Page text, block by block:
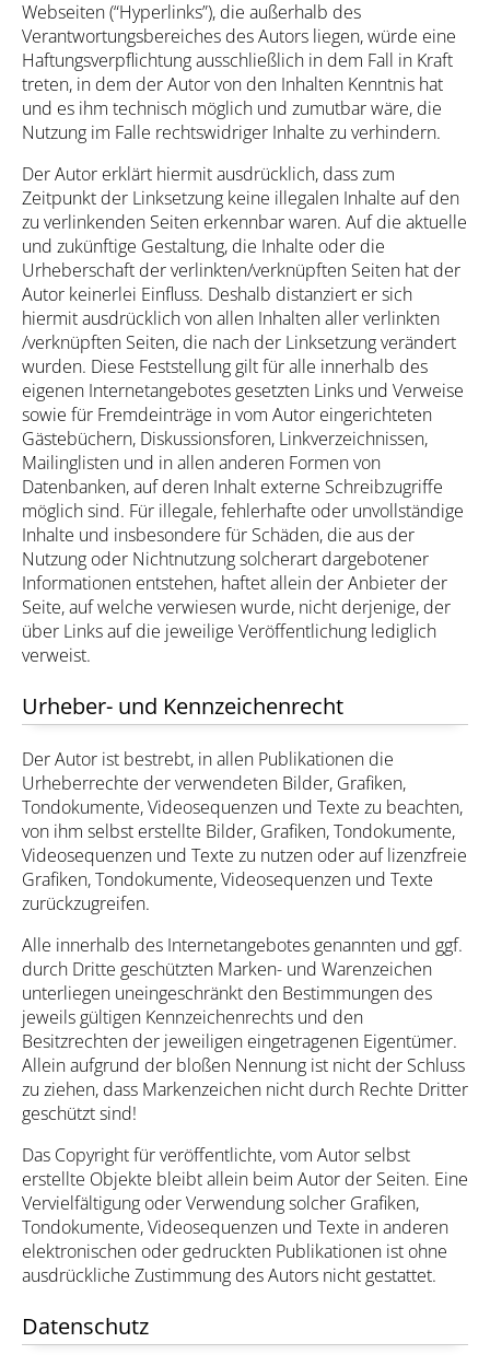
Webseiten (“Hyperlinks”), die außerhalb des
Verantwortungsbereiches des Autors liegen, würde eine
Haftungsverpflichtung ausschließlich in dem Fall in Kraft
treten, in dem der Autor von den Inhalten Kenntnis hat
und es ihm technisch möglich und zumutbar wäre, die
Nutzung im Falle rechtswidriger Inhalte zu verhindern.
Der Autor erklärt hiermit ausdrücklich, dass zum
Zeitpunkt der Linksetzung keine illegalen Inhalte auf den
zu verlinkenden Seiten erkennbar waren. Auf die aktuelle
und zukünftige Gestaltung, die Inhalte oder die
Urheberschaft der verlinkten/verknüpften Seiten hat der
Autor keinerlei Einfluss. Deshalb distanziert er sich
hiermit ausdrücklich von allen Inhalten aller verlinkten
/verknüpften Seiten, die nach der Linksetzung verändert
wurden. Diese Feststellung gilt für alle innerhalb des
eigenen Internetangebotes gesetzten Links und Verweise
sowie für Fremdeinträge in vom Autor eingerichteten
Gästebüchern, Diskussionsforen, Linkverzeichnissen,
Mailinglisten und in allen anderen Formen von
Datenbanken, auf deren Inhalt externe Schreibzugriffe
möglich sind. Für illegale, fehlerhafte oder unvollständige
Inhalte und insbesondere für Schäden, die aus der
Nutzung oder Nichtnutzung solcherart dargebotener
Informationen entstehen, haftet allein der Anbieter der
Seite, auf welche verwiesen wurde, nicht derjenige, der
über Links auf die jeweilige Veröffentlichung lediglich
verweist.
Urheber- und Kennzeichenrecht
Der Autor ist bestrebt, in allen Publikationen die
Urheberrechte der verwendeten Bilder, Grafiken,
Tondokumente, Videosequenzen und Texte zu beachten,
von ihm selbst erstellte Bilder, Grafiken, Tondokumente,
Videosequenzen und Texte zu nutzen oder auf lizenzfreie
Grafiken, Tondokumente, Videosequenzen und Texte
zurückzugreifen.
Alle innerhalb des Internetangebotes genannten und ggf.
durch Dritte geschützten Marken- und Warenzeichen
unterliegen uneingeschränkt den Bestimmungen des
jeweils gültigen Kennzeichenrechts und den
Besitzrechten der jeweiligen eingetragenen Eigentümer.
Allein aufgrund der bloßen Nennung ist nicht der Schluss
zu ziehen, dass Markenzeichen nicht durch Rechte Dritter
geschützt sind!
Das Copyright für veröffentlichte, vom Autor selbst
erstellte Objekte bleibt allein beim Autor der Seiten. Eine
Vervielfältigung oder Verwendung solcher Grafiken,
Tondokumente, Videosequenzen und Texte in anderen
elektronischen oder gedruckten Publikationen ist ohne
ausdrückliche Zustimmung des Autors nicht gestattet.
Datenschutz